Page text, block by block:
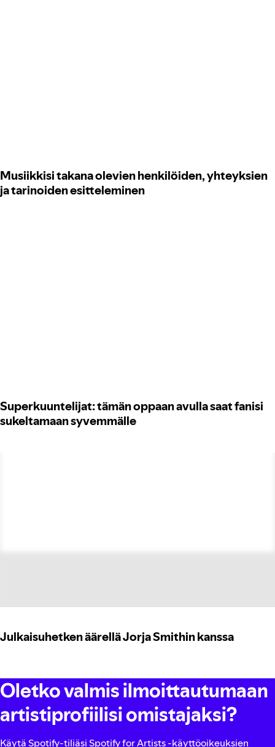
Musiikkisi takana olevien henkilöiden, yhteyksien
ja tarinoiden esitteleminen
Superkuuntelijat: tämän oppaan avulla saat fanisi
sukeltamaan syvemmälle
Julkaisuhetken äärellä Jorja Smithin kanssa
Oletko valmis ilmoittautumaan
artistiprofiilisi omistajaksi?
Käytä Spotify-tiliäsi Spotify for Artists ‑käyttöoikeuksien